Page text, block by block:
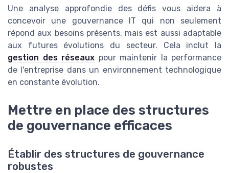
Une analyse approfondie des défis vous aidera à
concevoir une gouvernance IT qui non seulement
répond aux besoins présents, mais est aussi adaptable
aux futures évolutions du secteur. Cela inclut la
gestion des réseaux pour maintenir la performance
de l'entreprise dans un environnement technologique
en constante évolution.
Mettre en place des structures
de gouvernance efficaces
Établir des structures de gouvernance
robustes